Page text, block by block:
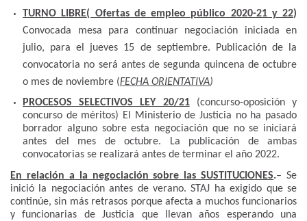
TURNO LIBRE( Ofertas de empleo público 2020-21 y 22)
Convocada mesa para continuar negociación iniciada en
julio, para el jueves 15 de septiembre. Publicación de la
convocatoria no será antes de segunda quincena de octubre
o mes de noviembre (FECHA ORIENTATIVA)
PROCESOS SELECTIVOS LEY 20/21
(concurso-oposición y
concurso de méritos) El Ministerio de Justicia no ha pasado
borrador alguno sobre esta negociación que no se iniciará
antes del mes de octubre. La publicación de ambas
convocatorias se realizará antes de terminar el año 2022.
En relación a la negociación sobre las SUSTITUCIONES.– Se
inició la negociación antes de verano. STAJ ha exigido que se
continúe, sin más retrasos porque afecta a muchos funcionarios
y funcionarias de Justicia que llevan años esperando una